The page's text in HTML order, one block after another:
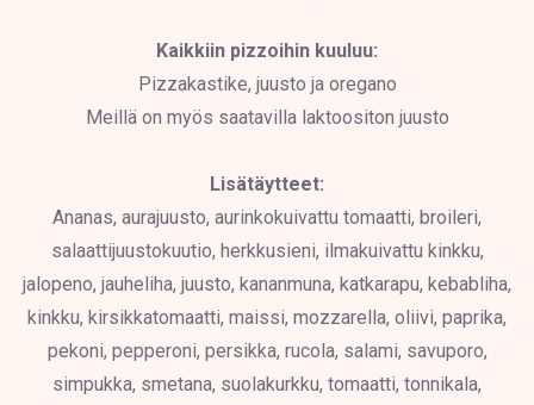
Kaikkiin pizzoihin kuuluu:
Pizzakastike, juusto ja oregano
Meillä on myös saatavilla laktoositon juusto
Lisätäytteet:
Ananas, aurajuusto, aurinkokuivattu tomaatti, broileri,
salaattijuustokuutio, herkkusieni, ilmakuivattu kinkku,
jalopeno, jauheliha, juusto, kananmuna, katkarapu, kebabliha,
kinkku, kirsikkatomaatti, maissi, mozzarella, oliivi, paprika,
pekoni, pepperoni, persikka, rucola, salami, savuporo,
simpukka, smetana, suolakurkku, tomaatti, tonnikala,